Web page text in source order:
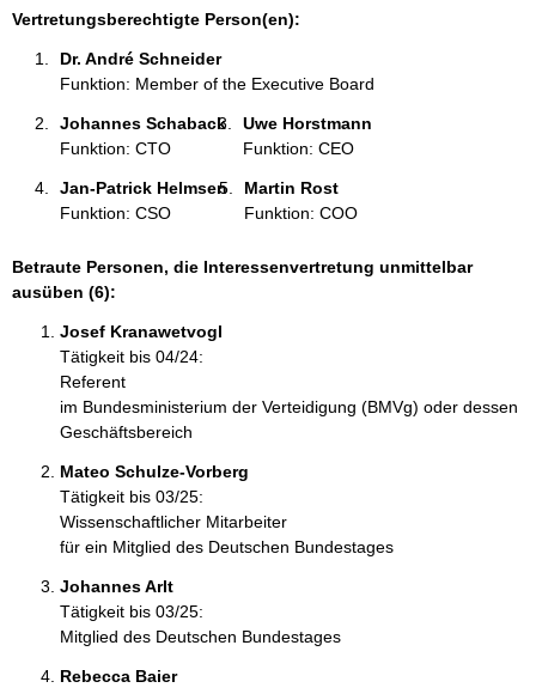
e
Vertretungsberechtigte Person(en):
Dr. André Schneider
Funktion: Member of the Executive Board
Johannes Schaback
Funktion: CTO
Uwe Horstmann
Funktion: CEO
Jan-Patrick Helmsen
Funktion: CSO
Martin Rost
Funktion: COO
Betraute Personen, die Interessenvertretung unmittelbar
ausüben (6):
Josef Kranawetvogl
Tätigkeit bis 04/24:
Referent
im Bundesministerium der Verteidigung (BMVg) oder dessen
Geschäftsbereich
Mateo Schulze-Vorberg
Tätigkeit bis 03/25:
Wissenschaftlicher Mitarbeiter
für ein Mitglied des Deutschen Bundestages
Johannes Arlt
Tätigkeit bis 03/25:
Mitglied des Deutschen Bundestages
Rebecca Baier